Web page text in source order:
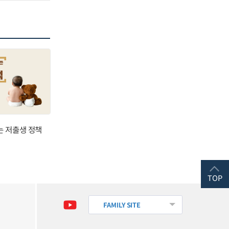
저출생 정책
FAMILY SITE
TOP